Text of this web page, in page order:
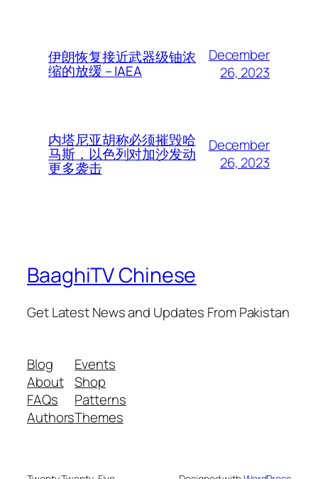
伊朗恢复接近武器级铀浓
缩的放缓 – IAEA
December
26, 2023
内塔尼亚胡称必须摧毁哈
马斯，以色列对加沙发动
更多袭击
December
26, 2023
BaaghiTV Chinese
Get Latest News and Updates From Pakistan
Blog
About
FAQs
Authors
Events
Shop
Patterns
Themes